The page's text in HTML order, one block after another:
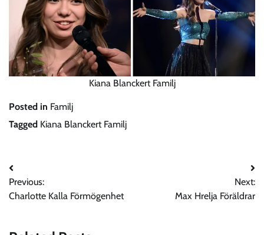
Kiana Blanckert Familj
Posted in Familj
Tagged Kiana Blanckert Familj
Post
navigation
Previous:
Charlotte Kalla Förmögenhet
Next:
Max Hrelja Föräldrar